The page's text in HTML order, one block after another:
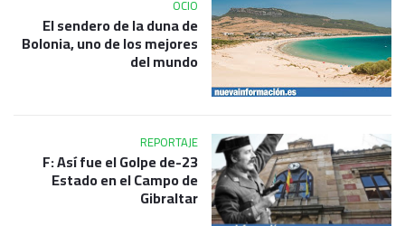
OCIO
El sendero de la duna de
Bolonia, uno de los mejores
del mundo
REPORTAJE
23-F: Así fue el Golpe de
Estado en el Campo de
Gibraltar